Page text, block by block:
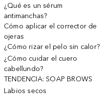
¿Qué es un sérum
antimanchas?
Cómo aplicar el corrector de
ojeras
¿Cómo rizar el pelo sin calor?
¿Cómo cuidar el cuero
cabellundo?
TENDENCIA: SOAP BROWS
Labios secos